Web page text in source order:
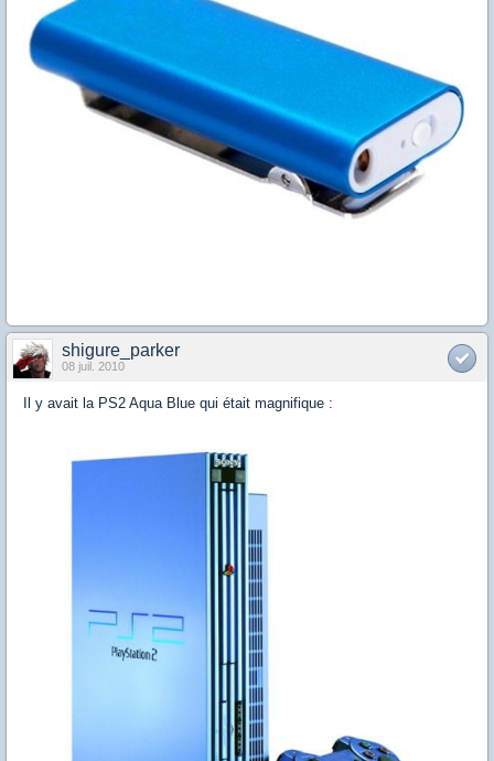
shigure_parker
08 juil. 2010
Il y avait la PS2 Aqua Blue qui était magnifique :